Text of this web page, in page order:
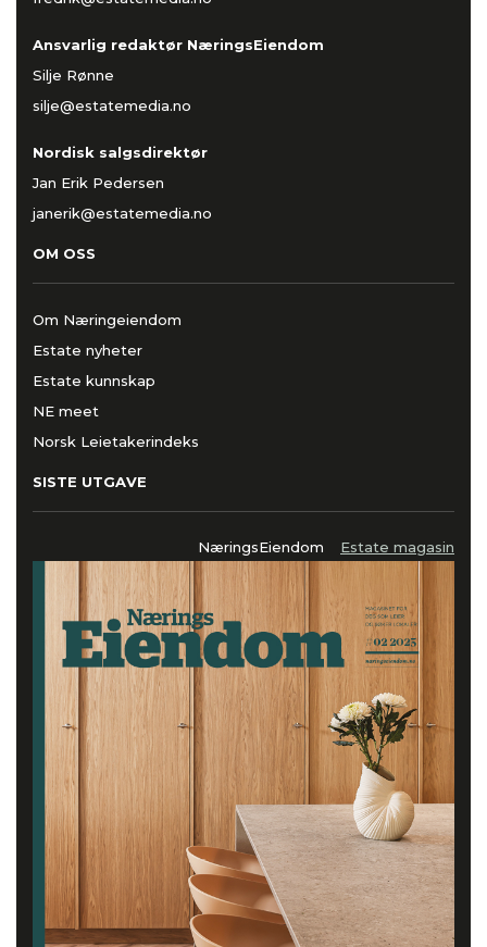
Ansvarlig redaktør NæringsEiendom
Silje Rønne
silje@estatemedia.no
Nordisk salgsdirektør
Jan Erik Pedersen
janerik@estatemedia.no
OM OSS
Om Næringeiendom
Estate nyheter
Estate kunnskap
NE meet
Norsk Leietakerindeks
SISTE UTGAVE
NæringsEiendom Estate magasin